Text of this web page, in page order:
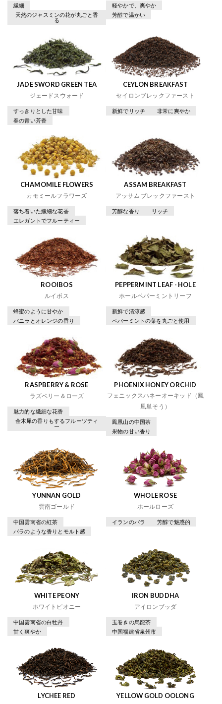
繊細
天然のジャスミンの花が丸ごと香
る
軽やかで、爽やか
芳醇で温かい
JADE SWORD GREEN TEA
ジェードスウォード
すっきりとした甘味
春の青い芳香
CEYLON BREAKFAST
セイロンブレックファースト
新鮮でリッチ 非常に爽やか
CHAMOMILE FLOWERS
カモミールフラワーズ
落ち着いた繊細な花香
エレガントでフルーティー
ASSAM BREAKFAST
アッサム ブレックファースト
芳醇な香り リッチ
ROOIBOS
ルイボス
蜂蜜のように甘やか
バニラとオレンジの香り
PEPPERMINT LEAF - HOLE
ホールペパーミントリーフ
新鮮で清涼感
ペパーミントの葉を丸ごと使用
RASPBERRY & ROSE
ラズベリー＆ローズ
魅力的な繊細な花香
金木犀の香りもするフルーツティ
ー
PHOENIX HONEY ORCHID
フェニックスハネーオーキッド（鳳
凰単そう）
鳳凰山の中国茶
果物の甘い香り
YUNNAN GOLD
雲南ゴールド
中国雲南省の紅茶
バラのような香りとモルト感
WHOLE ROSE
ホールローズ
イランのバラ 芳醇で魅惑的
WHITE PEONY
ホワイトピオニー
中国雲南省の白牡丹
甘く爽やか
IRON BUDDHA
アイロンブッダ
玉巻きの烏龍茶
中国福建省泉州市
LYCHEE RED YELLOW GOLD OOLONG